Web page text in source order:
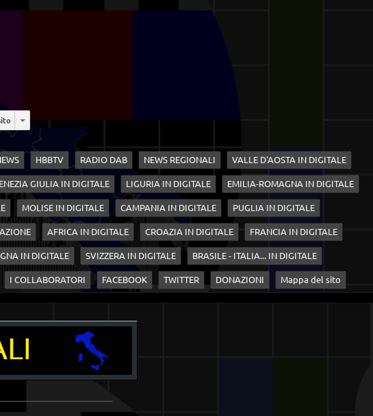
HBBTV RADIO DAB NEWS REGIONALI VALLE D'AOSTA IN DIGITALE
GIULIA IN DIGITALE LIGURIA IN DIGITALE EMILIA-ROMAGNA IN DIGITALE
MOLISE IN DIGITALE CAMPANIA IN DIGITALE PUGLIA IN DIGITALE
AFRICA IN DIGITALE CROAZIA IN DIGITALE FRANCIA IN DIGITALE
IN DIGITALE SVIZZERA IN DIGITALE BRASILE - ITALIA... IN DIGITALE
I COLLABORATORI FACEBOOK TWITTER DONAZIONI Mappa del sito